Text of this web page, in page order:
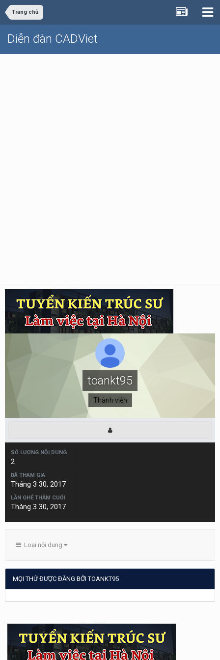
Trang chủ
Diễn đàn CADViet
toankt95
Thành viên
SỐ LƯỢNG NỘI DUNG
2
ĐÃ THAM GIA
Tháng 3 30, 2017
LẦN GHÉ THĂM CUỐI
Tháng 3 30, 2017
Loại nội dung
MỌI THỨ ĐƯỢC ĐĂNG BỞI TOANKT95